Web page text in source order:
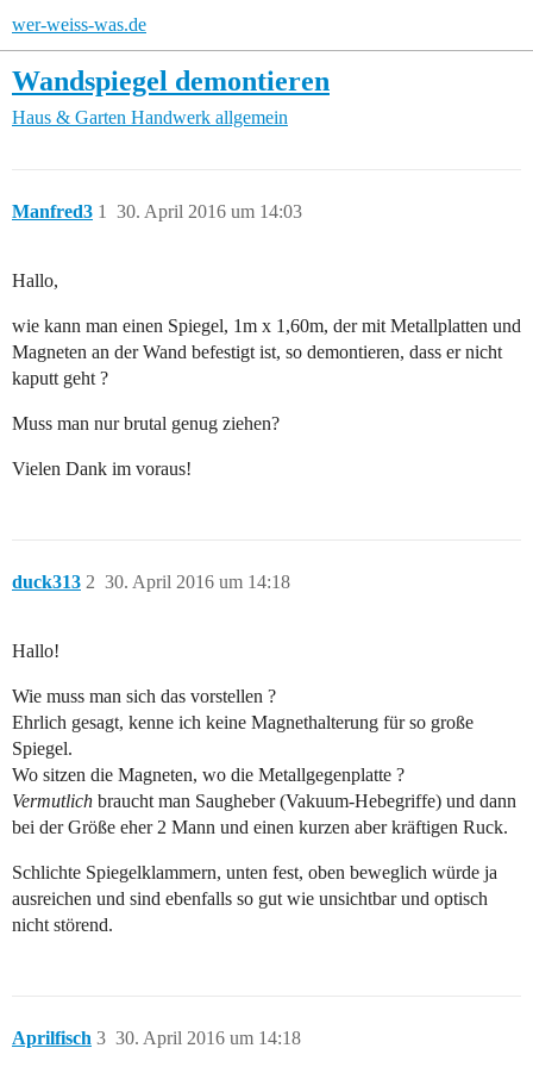
wer-weiss-was.de
Wandspiegel demontieren
Haus & Garten Handwerk allgemein
Manfred3 30. April 2016 um 14:03
1
Hallo,
wie kann man einen Spiegel, 1m x 1,60m, der mit Metallplatten und
Magneten an der Wand befestigt ist, so demontieren, dass er nicht
kaputt geht ?
Muss man nur brutal genug ziehen?
Vielen Dank im voraus!
duck313 30. April 2016 um 14:18
2
Hallo!
Wie muss man sich das vorstellen ?
Ehrlich gesagt, kenne ich keine Magnethalterung für so große
Spiegel.
Wo sitzen die Magneten, wo die Metallgegenplatte ?
Vermutlich braucht man Saugheber (Vakuum-Hebegriffe) und dann
bei der Größe eher 2 Mann und einen kurzen aber kräftigen Ruck.
Schlichte Spiegelklammern, unten fest, oben beweglich würde ja
ausreichen und sind ebenfalls so gut wie unsichtbar und optisch
nicht störend.
Aprilfisch 30. April 2016 um 14:18
3